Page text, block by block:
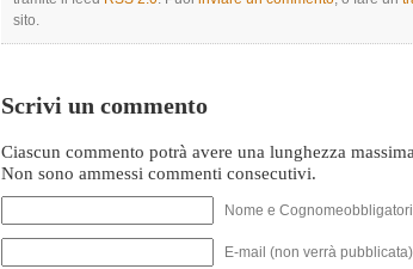
sito.
Scrivi un commento
Ciascun commento potrà avere una lunghezza
Non sono ammessi commenti consecutivi.
Nome e
E-mail (non verrà